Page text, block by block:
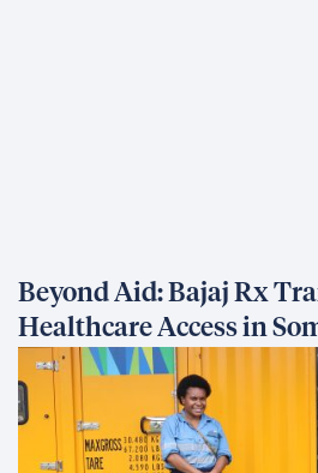
Beyond Aid: Bajaj Rx
Healthcare Access in